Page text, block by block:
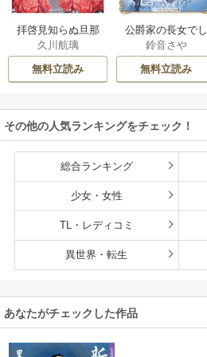
拝啓見知らぬ旦那
様、離婚していた
だきます
久川航璃
無料立読み
公爵家の長女でし
た
鈴音さや
無料立読み
その他の人気ランキングをチェック！
総合ランキング
少女・女性
TL・レディコミ
異世界・転生
あなたがチェックした作品